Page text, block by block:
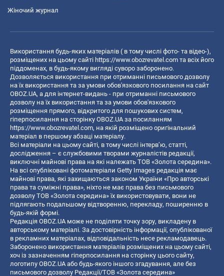
Жіночий журнал
Використання будь-яких матеріалів ( в тому числі фото- та відео-),
розміщених на цьому сайті https://www.obozrevatel.com та всіх його
піддоменах, в будь-якому вигляді суворо заборонено.
Дозволяється використання при отриманні письмового дозволу
на їх використання та за умови обов'язкового посилання на сайт
OBOZ.UA, а для інтернет-видань - при отриманні письмового
дозволу на їх використання та за умови обов'язкового
розміщення прямого, відкритого для пошукових систем,
гіперпосилання на сторінку OBOZ.UA за посиланням
https://www.obozrevatel.com, на якій розміщено оригінальний
матеріал в першому абзаці матеріалу.
Всі матеріали на цьому сайті, в тому числі інтерв’ю, статті,
дослідження – є службовими творами журналістів редакції,
виключні майнові права на які належать ТОВ «Золота середина».
На всі опубліковані фотоматеріали Getty Images редакція має
майнові права, які захищаються законом України «Про авторські
права та суміжні права», ніхто не має права без письмового
дозволу ТОВ «Золота середина» їх використовувати, вони не
підлягають подальшому відтворенню, перекладу, поширенню в
будь-якій формі.
Редакція OBOZ.UA може не поділяти точку зору, викладену в
авторському матеріалі. За достовірність інформації, опублікованої
в рекламних матеріалах, відповідальність несе рекламодавець.
Заборонено використання матеріалів розміщених на цьому сайті,
хоч із зазначенням гіперпосилання на сторінку цього сайту,
логотипу OBOZ.UA або будь-якого іншого згадування, але без
письмового дозволу Редакції/ТОВ «Золота середина»